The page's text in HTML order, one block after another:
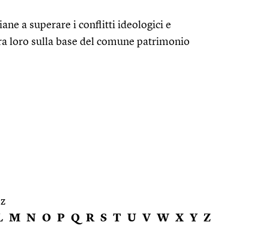
a superare i conflitti ideologici e
loro sulla base del comune patrimonio
M N O P Q R S T U V W X Y Z